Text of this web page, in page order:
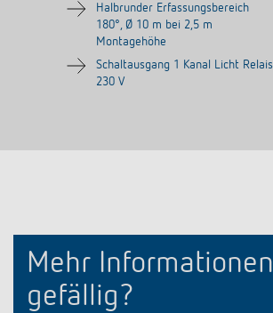
Halbrunder Erfassungsbereich
180°, Ø 10 m bei 2,5 m
Montagehöhe
Schaltausgang 1 Kanal Licht Relais
230 V
Mehr Informationen
gefällig?